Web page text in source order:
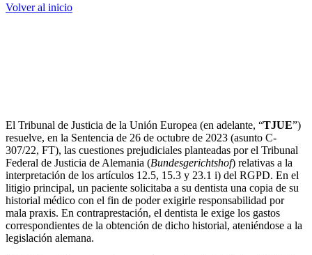
Volver al inicio
El Tribunal de Justicia de la Unión Europea (en adelante, “TJUE”)
resuelve, en la Sentencia de 26 de octubre de 2023 (asunto C-
307/22, FT), las cuestiones prejudiciales planteadas por el Tribunal
Federal de Justicia de Alemania (Bundesgerichtshof) relativas a la
interpretación de los artículos 12.5, 15.3 y 23.1 i) del RGPD. En el
litigio principal, un paciente solicitaba a su dentista una copia de su
historial médico con el fin de poder exigirle responsabilidad por
mala praxis. En contraprestación, el dentista le exige los gastos
correspondientes de la obtención de dicho historial, ateniéndose a la
legislación alemana.